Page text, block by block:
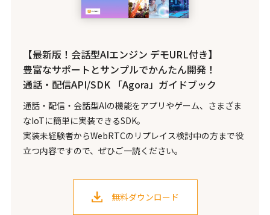
【最新版！会話型AIエンジン デモURL付き】
豊富なサポートとサンプルでかんたん開発！
通話・配信API/SDK 「Agora」ガイドブック
通話・配信・会話型AIの機能をアプリやゲーム、さまざま
なIoTに簡単に実装できるSDK。
実装未経験者からWebRTCのリプレイス検討中の方まで役
立つ内容ですので、ぜひご一読ください。
無料ダウンロード